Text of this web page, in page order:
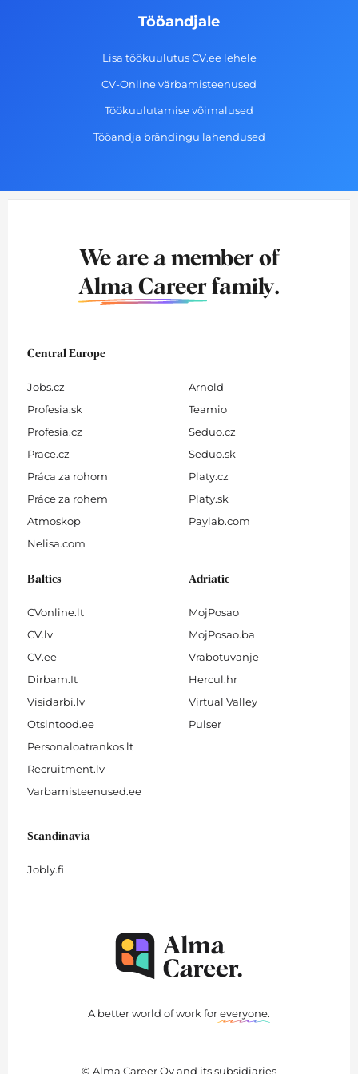
Tööandjale
Lisa töökuulutus CV.ee lehele
CV-Online värbamisteenused
Töökuulutamise võimalused
Tööandja brändingu lahendused
We are a member of
Alma Career family.
Central Europe
Jobs.cz
Profesia.sk
Profesia.cz
Prace.cz
Práca za rohom
Práce za rohem
Atmoskop
Nelisa.com
Arnold
Teamio
Seduo.cz
Seduo.sk
Platy.cz
Platy.sk
Paylab.com
Baltics
CVonline.lt
CV.lv
CV.ee
Dirbam.It
Visidarbi.lv
Otsintood.ee
Personaloatrankos.lt
Recruitment.lv
Varbamisteenused.ee
Adriatic
MojPosao
MojPosao.ba
Vrabotuvanje
Hercul.hr
Virtual Valley
Pulser
Scandinavia
Jobly.fi
A better world of work foreveryone.
© Alma Career Oy and its subsidiaries